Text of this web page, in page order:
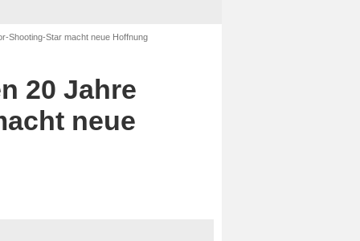
Shooting-Star macht neue Hoffnung
20 Jahre
neue